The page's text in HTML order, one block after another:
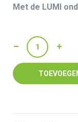
Met de LUMI
LUMI
aantal